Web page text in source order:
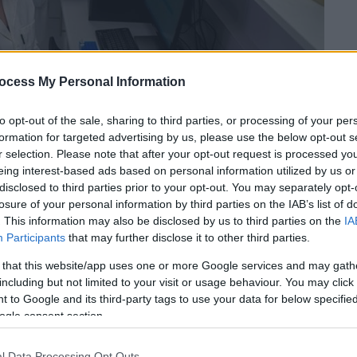
My Personal Information
opt-out of the sale, sharing to third parties, or processing of your
for targeted advertising by us, please use the below opt-out
selection. Please note that after your opt-out request is processed
interest-based ads based on personal information utilized by us
to third parties prior to your opt-out. You may separately
of your personal information by third parties on the IAB’s list of
This information may also be disclosed by us to third parties on the
Participants that may further disclose it to other third parties.
that this website/app uses one or more Google services and may
but not limited to your visit or usage behaviour. You may
to Google and its third-party tags to use your data for below
consent section.
το ΕΘΝΟΣ στη Google
αντισώματα από
19αποτελεί μια ελπιδοφόρο θεραπευτική
της COVID-19, ωστόσο η
ασθενείς με πρόσφατη